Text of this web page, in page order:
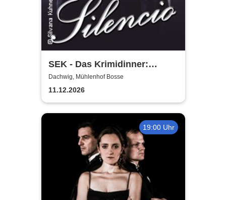
SEK - Das Krimidinner:
Silencio - Morde geschehen
nicht immer leise
Dachwig, Mühlenhof Bosse
11.12.2026
19:00 Uhr